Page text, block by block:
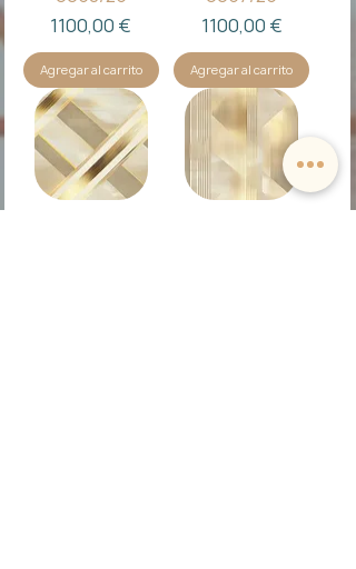
Precio
1100,00 €
Agregar al carrito
Precio
1100,00 €
Agregar al carrito